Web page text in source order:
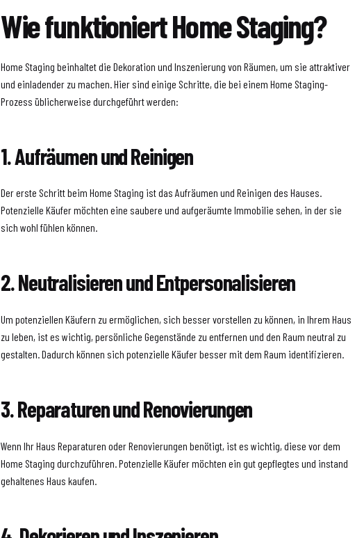
Wie funktioniert Home Staging?
Home Staging beinhaltet die Dekoration und Inszenierung von Räumen, um sie attraktiver
und einladender zu machen. Hier sind einige Schritte, die bei einem Home Staging-
Prozess üblicherweise durchgeführt werden:
1. Aufräumen und Reinigen
Der erste Schritt beim Home Staging ist das Aufräumen und Reinigen des Hauses.
Potenzielle Käufer möchten eine saubere und aufgeräumte Immobilie sehen, in der sie
sich wohl fühlen können.
2. Neutralisieren und Entpersonalisieren
Um potenziellen Käufern zu ermöglichen, sich besser vorstellen zu können, in Ihrem Haus
zu leben, ist es wichtig, persönliche Gegenstände zu entfernen und den Raum neutral zu
gestalten. Dadurch können sich potenzielle Käufer besser mit dem Raum identifizieren.
3. Reparaturen und Renovierungen
Wenn Ihr Haus Reparaturen oder Renovierungen benötigt, ist es wichtig, diese vor dem
Home Staging durchzuführen. Potenzielle Käufer möchten ein gut gepflegtes und instand
gehaltenes Haus kaufen.